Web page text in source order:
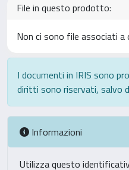
File in questo prodotto:
Non ci sono file associati
I documenti in IRIS sono
diritti sono riservati, salvo
Informazioni
Utilizza questo